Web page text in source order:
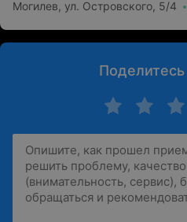
Могилев, ул. Островского, 5/4